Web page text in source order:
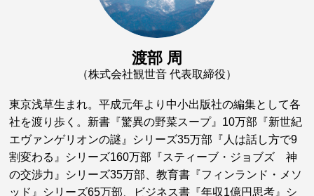
渡部 周
（株式会社観世音 代表取締役）
東京浅草生まれ。平成元年より中小出版社の編集として各
社を渡り歩く。新書『驚異の野菜スープ』10万部『新世紀
エヴァンゲリオンの謎』シリーズ35万部『人は話し方で9
割変わる』シリーズ160万部『スティーブ・ジョブズ 神
の交渉力』シリーズ35万部、教育書『フィンランド・メソ
ッド』シリーズ65万部、ビジネス書『年収1億円思考』シ